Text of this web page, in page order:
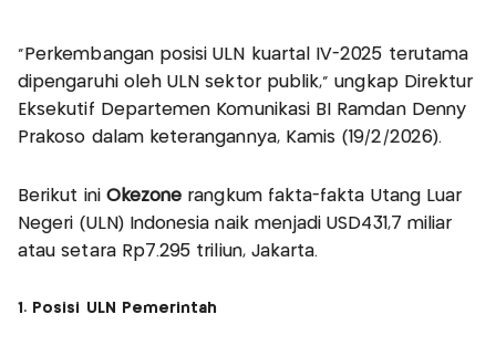
"Perkembangan posisi ULN kuartal IV-2025 terutama
dipengaruhi oleh ULN sektor publik," ungkap Direktur
Eksekutif Departemen Komunikasi BI Ramdan Denny
Prakoso dalam keterangannya, Kamis (19/2/2026).
Berikut ini Okezone rangkum fakta-fakta Utang Luar
Negeri (ULN) Indonesia naik menjadi USD431,7 miliar
atau setara Rp7.295 triliun, Jakarta.
1. Posisi ULN Pemerintah